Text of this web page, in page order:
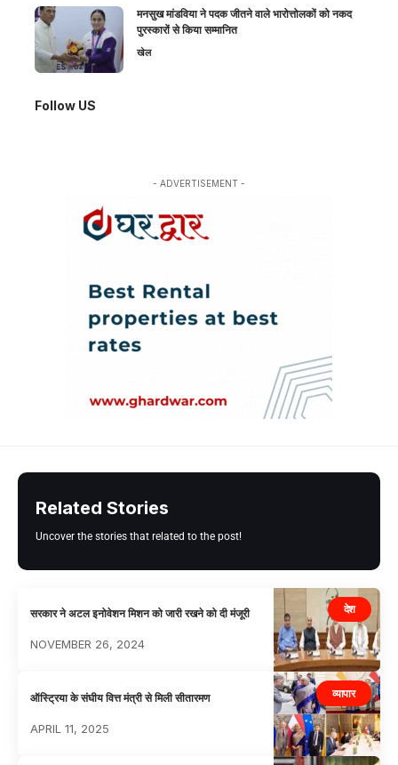
मनसुख मांडविया ने पदक जीतने वाले भारोत्तोलकों को नकद
पुरस्कारों से किया सम्मानित
खेल
Follow US
- ADVERTISEMENT -
Related Stories
Uncover the stories that related to the post!
देश
सरकार ने अटल इनोवेशन मिशन को जारी रखने को दी मंजूरी
NOVEMBER 26, 2024
व्यापार
ऑस्ट्रिया के संघीय वित्त मंत्री से मिली सीतारमण
APRIL 11, 2025